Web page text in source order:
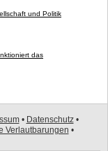
und Politik
das
• Datenschutz•
Verlautbarungen •